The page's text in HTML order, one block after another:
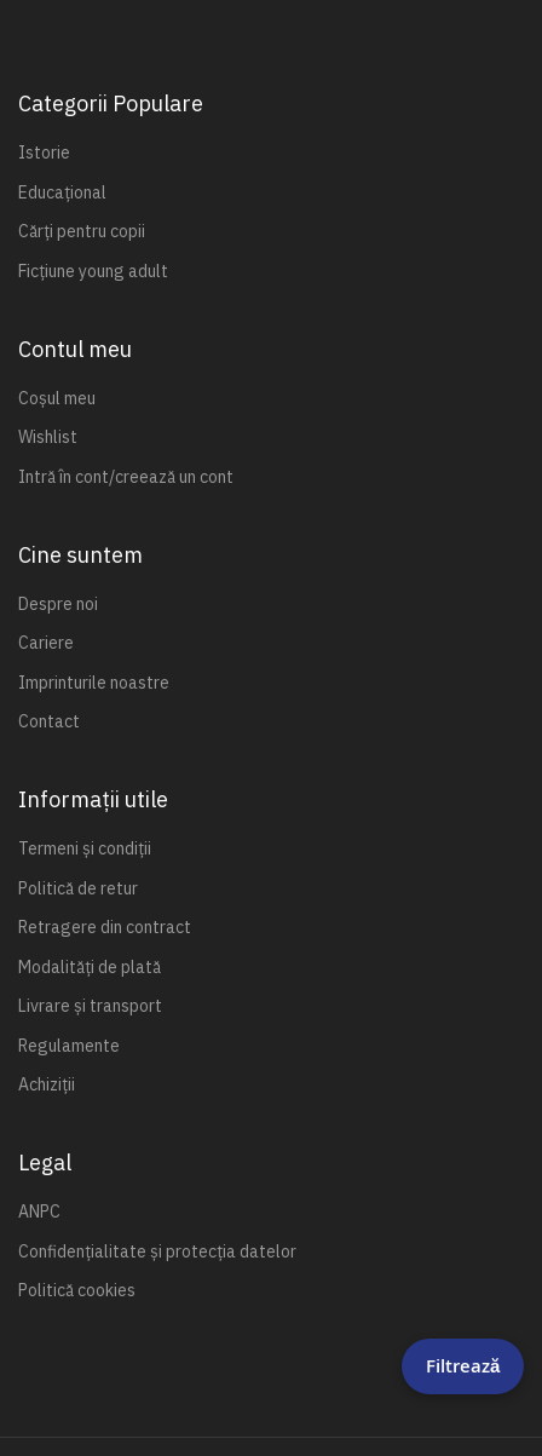
Categorii Populare
Istorie
Educațional
Cărți pentru copii
Ficțiune young adult
Contul meu
Coșul meu
Wishlist
Intră în cont/creează un cont
Cine suntem
Despre noi
Cariere
Imprinturile noastre
Contact
Informații utile
Termeni și condiții
Politică de retur
Retragere din contract
Modalități de plată
Livrare și transport
Regulamente
Achiziții
Legal
ANPC
Confidențialitate și protecția datelor
Politică cookies
Filtrează